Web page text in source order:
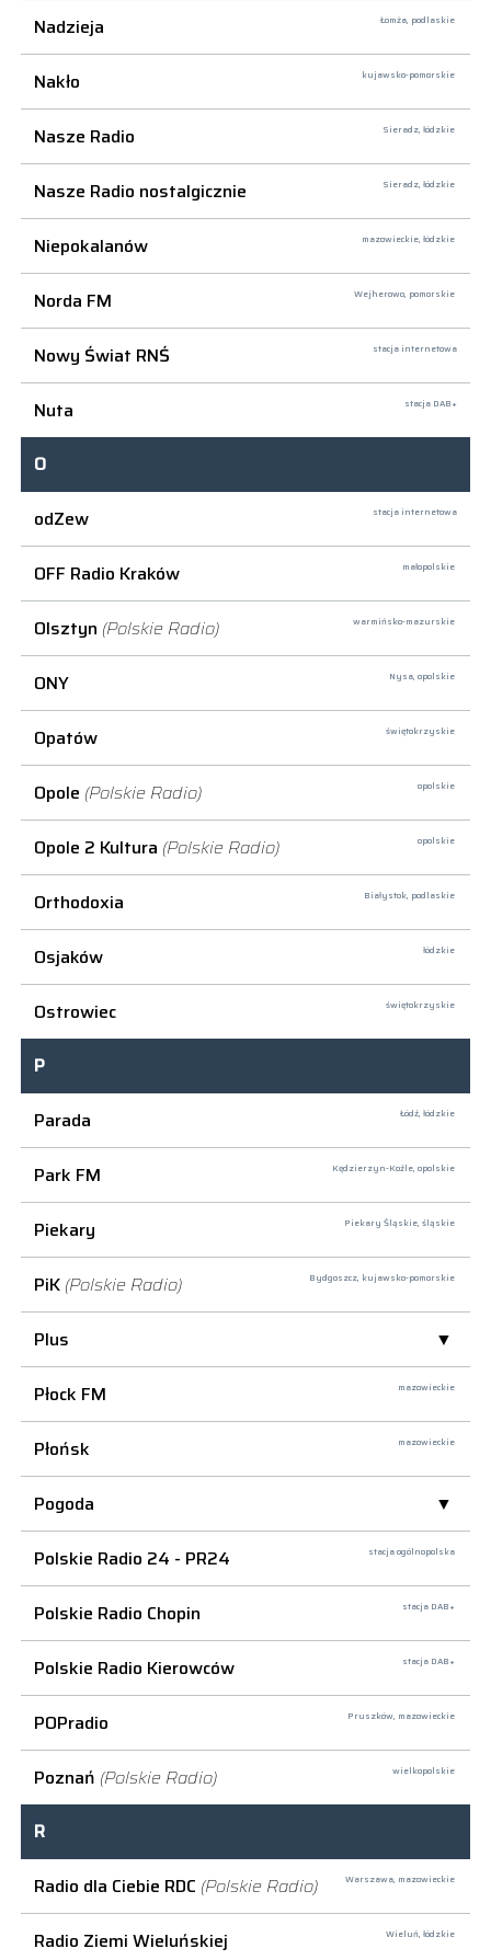
Nadzieja
Łomża, podlaskie
Nakło kujawsko-pomorskie
Nasze Radio Sieradz, łódzkie
Nasze Radio nostalgicznie Sieradz, łódzkie
Niepokalanów mazowieckie, łódzkie
Norda FM Wejherowo, pomorskie
Nowy Świat RNŚ stacja internetowa
Nuta stacja DAB+
O
odZew
stacja internetowa
OFF Radio Kraków małopolskie
Olsztyn (Polskie Radio) warmińsko-mazurskie
ONY Nysa, opolskie
Opatów świętokrzyskie
Opole (Polskie Radio) opolskie
Opole 2 Kultura (Polskie Radio) opolskie
Orthodoxia Białystok, podlaskie
Osjaków łódzkie
Ostrowiec świętokrzyskie
P
Parada
Łódź, łódzkie
Park FM Kędzierzyn-Koźle, opolskie
Piekary Piekary Śląskie, śląskie
PiK (Polskie Radio) Bydgoszcz, kujawsko-pomorskie
Plus
Płock FM
mazowieckie
Płońsk mazowieckie
Pogoda
Polskie Radio 24 - PR24
stacja ogólnopolska
Polskie Radio Chopin stacja DAB+
Polskie Radio Kierowców stacja DAB+
POPradio Pruszków, mazowieckie
Poznań (Polskie Radio) wielkopolskie
R
Radio dla Ciebie RDC (Polskie Radio) Warszawa, mazowieckie
Radio Ziemi Wieluńskiej Wieluń, łódzkie